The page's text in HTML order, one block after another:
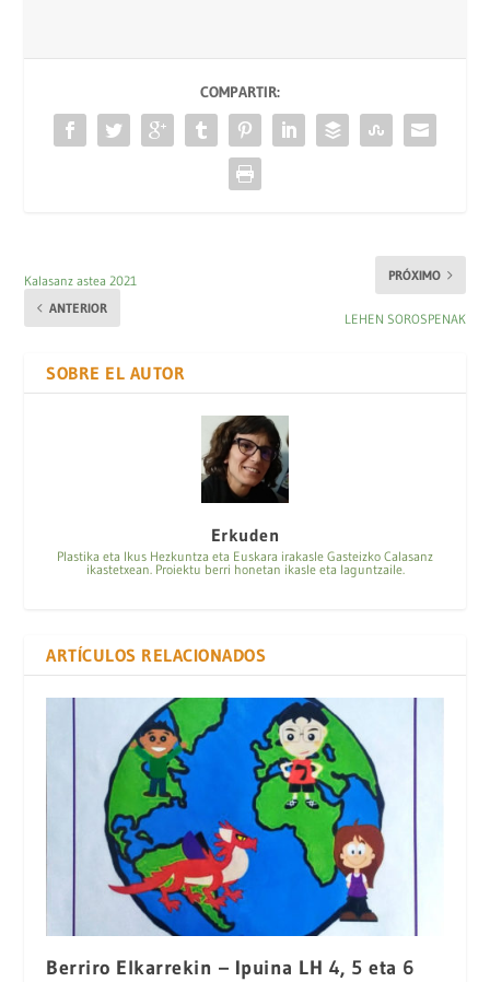
COMPARTIR:
Kalasanz astea 2021
ANTERIOR
PRÓXIMO
LEHEN SOROSPENAK
SOBRE EL AUTOR
Erkuden
Plastika eta Ikus Hezkuntza eta Euskara irakasle Gasteizko Calasanz
ikastetxean. Proiektu berri honetan ikasle eta laguntzaile.
ARTÍCULOS RELACIONADOS
Berriro Elkarrekin – Ipuina LH 4, 5 eta 6